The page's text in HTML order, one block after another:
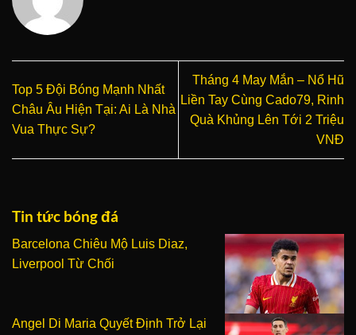
Top 5 Đội Bóng Mạnh Nhất
Châu Âu Hiện Tại: Ai Là Nhà
Vua Thực Sự?
Tháng 4 May Mắn – Nổ Hũ
Liền Tay Cùng Cado79, Rinh
Quà Khủng Lên Tới 2 Triệu
VNĐ
Tin tức bóng đá
Barcelona Chiêu Mộ Luis Diaz,
Liverpool Từ Chối
Angel Di Maria Quyết Định Trở Lại